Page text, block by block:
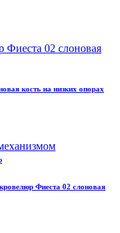
кость на низких опорах
Фиеста 02 слоновая